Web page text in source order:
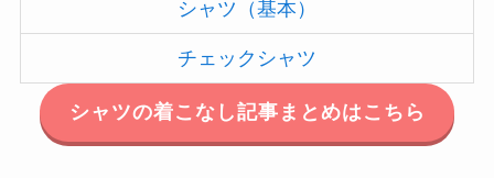
シャツ（基本）
チェックシャツ
シャツの着こなし記事まとめはこちら